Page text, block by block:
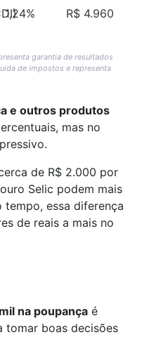
1,24% R$ 4.960
garantia de resultados
de impostos e representa
e outros produtos
mas no
de R$ 2.000 por
Selic podem mais
tempo, essa diferença
de reais a mais no
na poupança é
tomar boas decisões